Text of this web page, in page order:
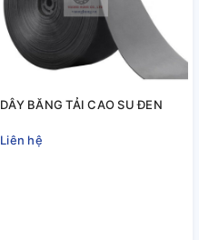
DÂY BĂNG TẢI CAO SU ĐEN
Liên hệ